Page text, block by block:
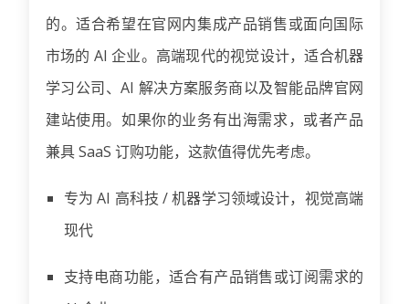
的。适合希望在官网内集成产品销售或面向国际
市场的 AI 企业。高端现代的视觉设计，适合机器
学习公司、AI 解决方案服务商以及智能品牌官网
建站使用。如果你的业务有出海需求，或者产品
兼具 SaaS 订购功能，这款值得优先考虑。
专为 AI 高科技 / 机器学习领域设计，视觉高端
现代
支持电商功能，适合有产品销售或订阅需求的